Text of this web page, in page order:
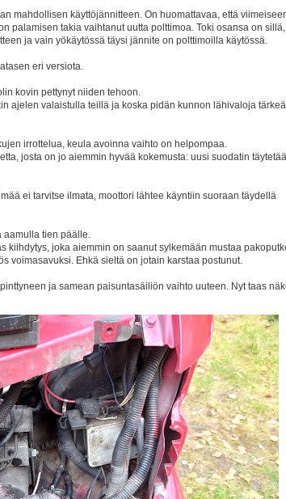
mahdollisen käyttöjännitteen. On huomattavaa, että
palamisen takia vaihtanut uutta polttimoa. Toki osansa on
ja vain yökäytössä täysi jännite on polttimoilla käytössä.
eri versiota.
kovin pettynyt niiden tehoon.
ajelen valaistulla teillä ja koska pidän kunnon lähivaloja
irrottelua, keula avoinna vaihto on helpompaa.
josta on jo aiemmin hyvää kokemusta: uusi suodatin
ei tarvitse ilmata, moottori lähtee käyntiin suoraan täydellä
tien päälle.
kiihdytys, joka aiemmin on saanut sylkemään mustaa
voimasavuksi. Ehkä sieltä on jotain karstaa postunut.
ja samean paisuntasäiliön vaihto uuteen. Nyt taas